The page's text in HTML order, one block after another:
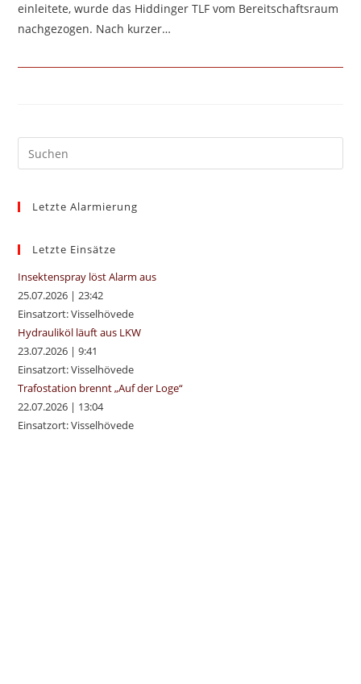
einleitete, wurde das Hiddinger TLF vom Bereitschaftsraum
nachgezogen. Nach kurzer…
Letzte Alarmierung
Letzte Einsätze
Insektenspray löst Alarm aus
25.07.2026 |23:42
Einsatzort: Visselhövede
Hydrauliköl läuft aus LKW
23.07.2026 |9:41
Einsatzort: Visselhövede
Trafostation brennt „Auf der Loge“
22.07.2026 | 13:04
Einsatzort: Visselhövede